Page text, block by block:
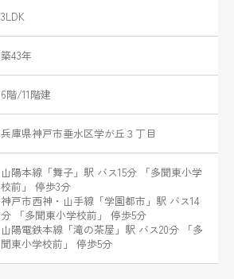
3LDK
築43年
6階/11階建
兵庫県神戸市垂水区学が丘 ３丁目
山陽本線 「舞子 」駅 バス15分 「多聞東小学
校前」 停歩3分
神戸市西神・山手線 「学園都市 」駅 バス14
分 「多聞東小学校前」 停歩5分
山陽電鉄本線 「滝の茶屋 」駅 バス20分 「多
聞東小学校前」 停歩5分